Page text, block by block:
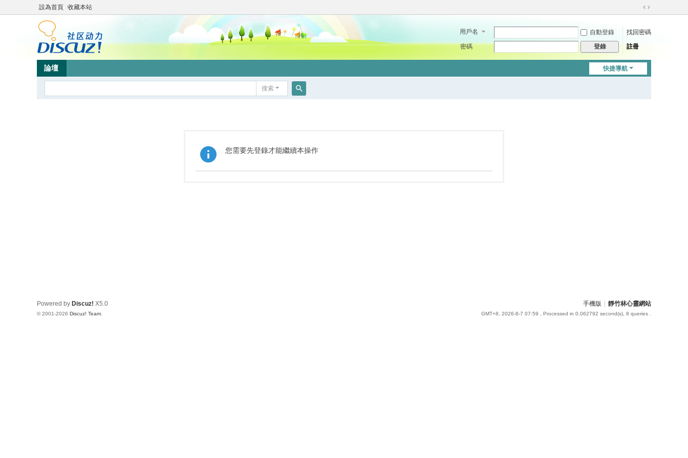
設為首頁 收藏本站
切
到
用戶名 自動登錄
找回密碼
密碼
登錄 註冊
快捷導航
論壇
搜索
您需要先登錄才能繼續本操作
手機版 靜竹林心靈網站
GMT+8, 2026-8-7 07:59 , Processed in 0.062792 second(s), 8 queries .
Powered by Discuz! X5.0
© 2001-2026 Discuz! Team